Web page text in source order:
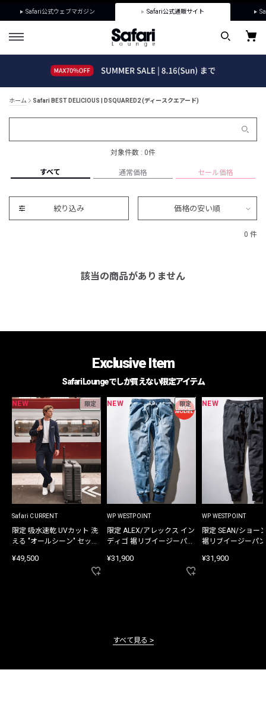
Safari公式ウェブマガジン Safari公式通販サイト
ホーム Safari BEST DELICIOUS | DSQUARED2 (ディースクエアード)
対象件数 : 0件
すべて 通常価格 セール価格
絞り込み 価格の安い順
0 件
該当の商品がありません
Exclusive Item
Safari Loungeでしか買えない限定アイテム
NEW 限定
Safari CURRENT
限定 吸水速乾 UVカット 洗
える "オールシーン" セット
¥49,500
NEW 限定
WP WESTPOINT
限定 ALEX/アレックス イン
ディゴ 裾リブイージーパン
¥31,900
NEW
WP WESTPOINT
限定 SEAN/ショー
裾リブイージーパ
¥31,900
すべて見る